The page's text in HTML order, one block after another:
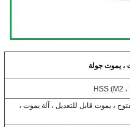
يموت جولة
، يموت قابل للتعديل ، آلة يموت ،